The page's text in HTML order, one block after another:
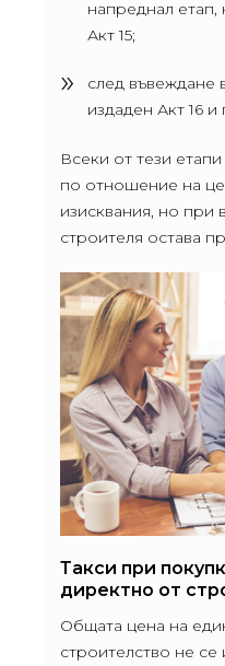
напреднал етап,
Акт 15;
след въвеждане
издаден Акт 16
Всеки от тези
по отношение на
изисквания, но при
строителя остава
Такси при
директно от
Общата цена на
строителство не се